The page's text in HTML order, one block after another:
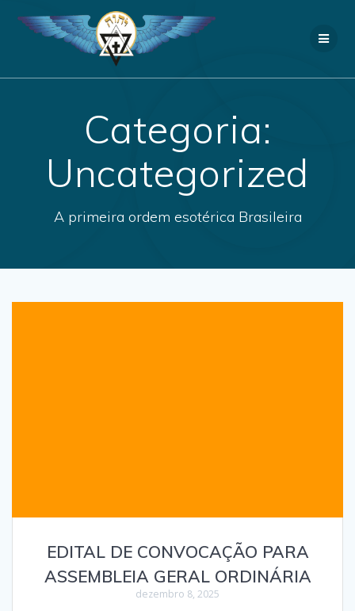
to
content
Categoria:
Uncategorized
A primeira ordem esotérica Brasileira
EDITAL DE CONVOCAÇÃO PARA
ASSEMBLEIA GERAL ORDINÁRIA
dezembro 8, 2025